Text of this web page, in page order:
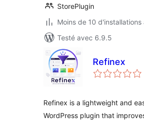
StorePlugin
Moins de 10 d'installations
Testé avec 6.9.5
Refinex
Refinex is a lightweight and
WordPress plugin that